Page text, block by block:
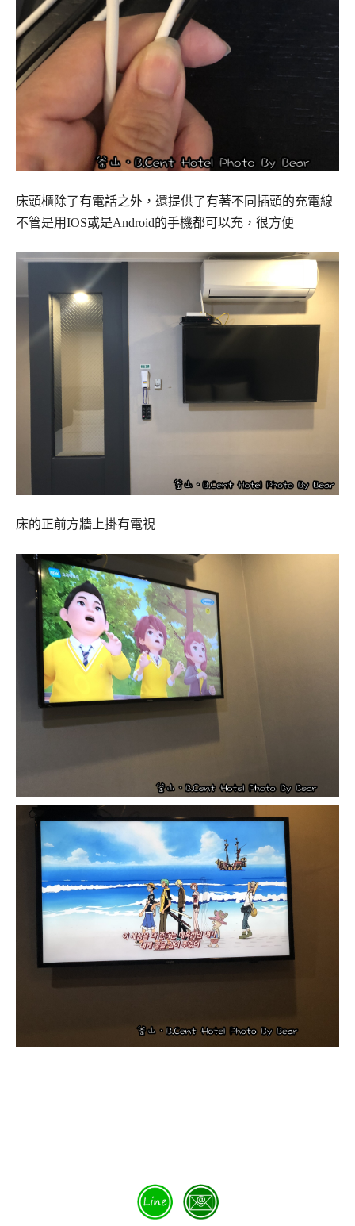
床頭櫃除了有電話之外，還提供了有著不同插頭的充電線
不管是用IOS或是Android的手機都可以充，很方便
床的正前方牆上掛有電視